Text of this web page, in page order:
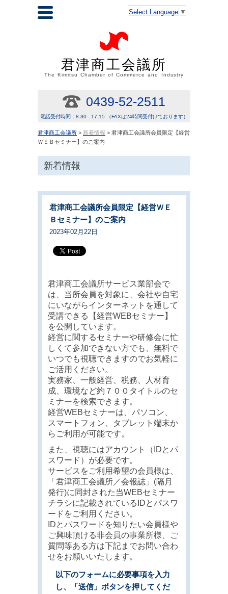
Select Language ▼
君津商工会議所
The Kimitsu Chamber of Commerce and Industry
0439-52-2511
電話受付時間：8:30 - 17:15 （FAXは24時間受付けております）
君津商工会議所 > 新着情報 > 君津商工会議所会員限定【経営
ＷＥＢセミナー】のご案内
新着情報
君津商工会議所会員限定【経営ＷＥ
Ｂセミナー】のご案内
2023年02月22日
君津商工会議所サービス業部会で
は、当所会員を対象に、会社や自宅
にいながらインターネットを通して
受講できる【経営WEBセミナー】
を公開しています。
経営に関するセミナーや研修会に忙
しくて参加できない方でも、無料で
いつでも視聴できますのでお気軽に
ご活用ください。
実務家、一般経営、税務、人材育
成、環境など約７００タイトルのセ
ミナーを検索できます。
経営WEBセミナーは、パソコン、
スマートフォン、タブレット端末か
らご利用が可能です。
また、視聴にはアカウント（IDとパ
スワード）が必要です。
サービスをご利用希望の会員様は、
「君津商工会議所／会報誌」(隔月
発行)に同封された当WEBセミナー
チラシに記載されているIDとパスワ
ードをご利用ください。
IDとパスワードを知りたい会員様や
ご興味頂ける非会員の事業所様、ご
質問等ある方は下記までお問い合わ
せをお願いいたします。
以下のフォームに必要事項を入力
し、「送信」ボタンを押してくだ